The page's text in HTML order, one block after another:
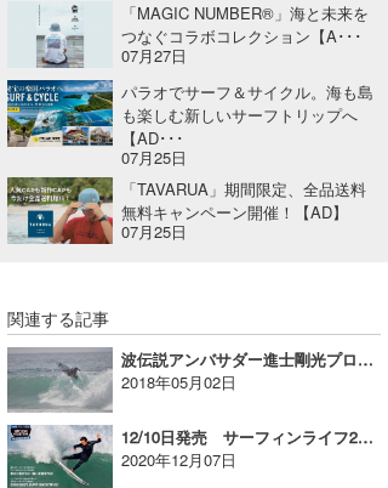
「MAGIC NUMBER®」海と未来を
つなぐコラボコレクション【A･･･
07月27日
パラオでサーフ＆サイクル。海も島
も楽しむ新しいサーフトリップへ
【AD･･･
07月25日
「TAVARUA」期間限定、全品送料
無料キャンペーン開催！【AD】
07月25日
関連する記事
波伝説アンバサダー進士剛光プロのコーチングを受けてみませんか？【AD】
2018年05月02日
12/10日発売 サーフィンライフ2021年11月号【AD】
2020年12月07日
ハンマー
まっきー
三輪予報士
小川予報士
上田純子
唐澤予報士
SancheZ
ゴン
米山予報士